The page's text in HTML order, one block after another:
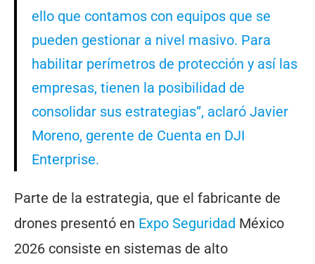
ello que contamos con equipos que se
pueden gestionar a nivel masivo. Para
habilitar perímetros de protección y así las
empresas, tienen la posibilidad de
consolidar sus estrategias”, aclaró Javier
Moreno, gerente de Cuenta en DJI
Enterprise.
Parte de la estrategia, que el fabricante de
drones presentó en Expo Seguridad México
2026 consiste en sistemas de alto